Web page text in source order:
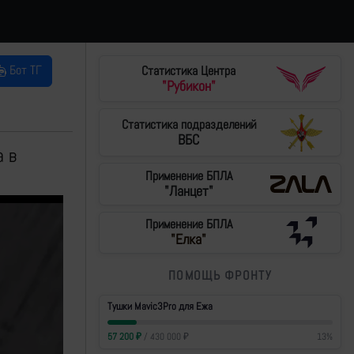
Бот ТГ
в
Статистика Центра
"Рубикон"
Статистика подразделений
ВБС
Применение БПЛА
"Ланцет"
Применение БПЛА
"Елка"
ПОМОЩЬ ФРОНТУ
Тушки Mavic3Pro для Ежа
57 200₽/ 430 000 ₽ 13%